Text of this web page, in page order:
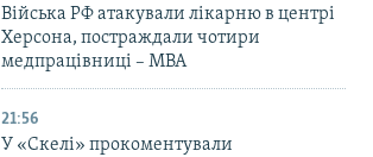
Війська РФ атакували лікарню в центрі
Херсона, постраждали чотири
медпрацівниці – МВА
21:56
У «Скелі» прокоментували